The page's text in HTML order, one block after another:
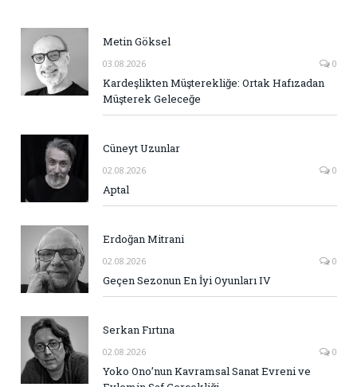
Metin Göksel
03.08.2026 0
Kardeşlikten Müşterekliğe: Ortak Hafızadan
Müşterek Geleceğe
Cüneyt Uzunlar
02.08.2026 0
Aptal
Erdoğan Mitrani
02.08.2026 0
Geçen Sezonun En İyi Oyunları IV
Serkan Fırtına
02.08.2026 0
Yoko Ono’nun Kavramsal Sanat Evreni ve